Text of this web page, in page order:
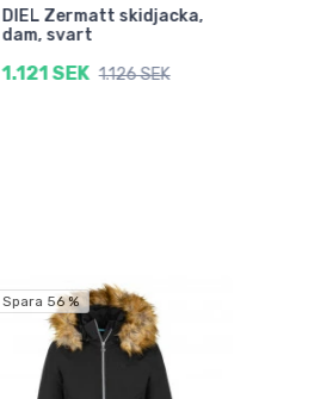
DIEL Zermatt skidjacka,
dam, svart
1.121 SEK 1.126 SEK
Spara 56 %